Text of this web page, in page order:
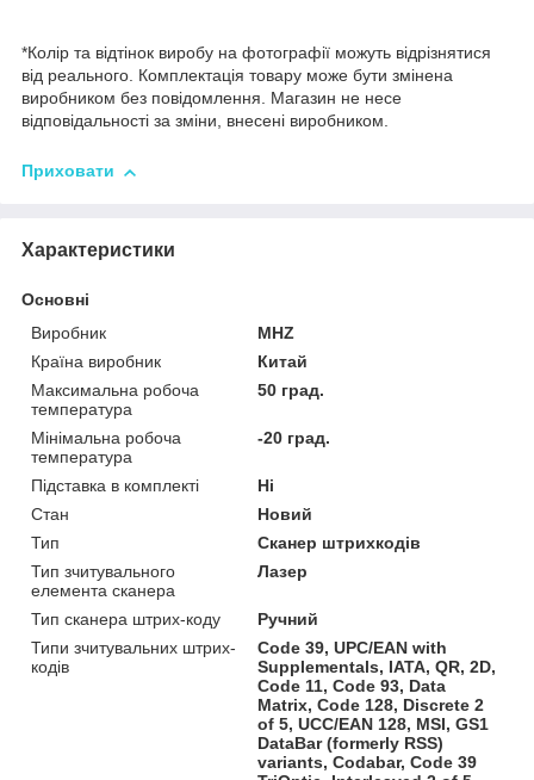
*Колір та відтінок виробу на фотографії можуть відрізнятися
від реального. Комплектація товару може бути змінена
виробником без повідомлення. Магазин не несе
відповідальності за зміни, внесені виробником.
Приховати
Характеристики
Основні
Виробник
MHZ
Країна виробник
Китай
Максимальна робоча
температура
50 град.
Мінімальна робоча
температура
-20 град.
Підставка в комплекті
Ні
Стан
Новий
Тип
Сканер штрихкодів
Тип зчитувального
елемента сканера
Лазер
Тип сканера штрих-коду
Ручний
Типи зчитувальних штрих-
кодів
Code 39, UPC/EAN with
Supplementals, IATA, QR, 2D,
Code 11, Code 93, Data
Matrix, Code 128, Discrete 2
of 5, UCC/EAN 128, MSI, GS1
DataBar (formerly RSS)
variants, Codabar, Code 39